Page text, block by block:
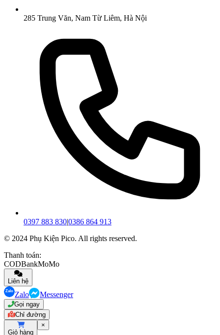
285 Trung Văn, Nam Từ Liêm, Hà Nội
0397 883 830|0386 864 913
© 2024 Phụ Kiện Pico. All rights reserved.
Thanh toán:
CODBankMoMo
Liên hệ
Zalo Messenger
Gọi ngay
Chỉ đường
Giỏ hàng
×